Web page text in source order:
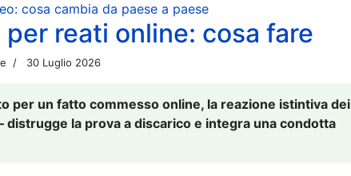
cosa cambia da paese a paese
reati online: cosa fare
30 Luglio 2026
per un fatto commesso online, la reazione istintiva dei
la prova a discarico e integra una condotta